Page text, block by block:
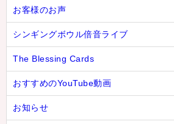
お客様のお声
シンギングボウル倍音ライブ
The Blessing Cards
おすすめのYouTube動画
お知らせ